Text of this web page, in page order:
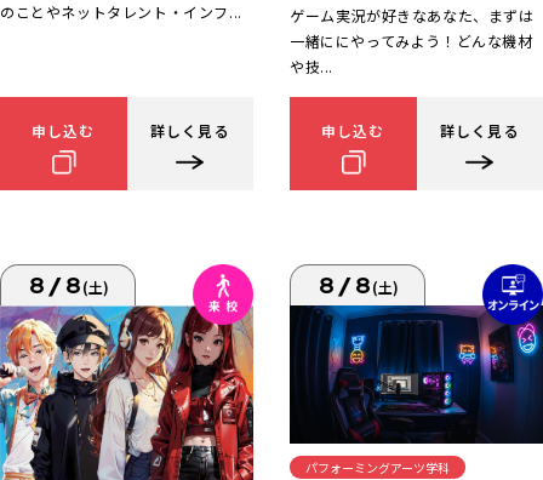
のことやネットタレント・インフ...
申し込む 詳しく見る
ゲーム実況が好きなあなた、まずは
一緒ににやってみよう！どんな機材
や技...
申し込む 詳しく見る
8/8(土) 8/8(土)
パフォーミングアーツ学科